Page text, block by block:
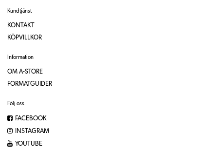
Kundtjänst
KONTAKT
KÖPVILLKOR
Information
OM A-STORE
FORMATGUIDER
Följ oss
FACEBOOK
INSTAGRAM
YOUTUBE